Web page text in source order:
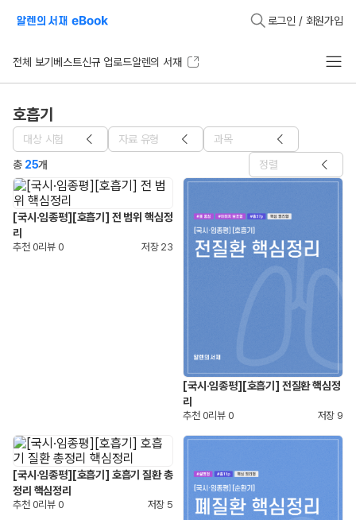
로그인 / 회원가입
전체 보기 베스트신규 업로드알렌의 서재
호흡기
대상 시험 자료 유형
과목
총 25개 정렬
[국시·임종평][호흡기] 전 범위 핵심정
리
추천 0리뷰 0 저장 23
[국시·임종평][호흡기] 전질환 핵심정
리
추천 0리뷰 0 저장 9
[국시·임종평][호흡기] 호흡기 질환 총
정리 핵심정리
추천 0리뷰 0 저장 5